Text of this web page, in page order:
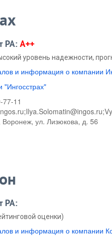
РА: A++
уровень надежности,
и информация о компании
77-11
Воронеж, ул. Лизюкова, д. 56
РА:
оценки)
и информация о компании